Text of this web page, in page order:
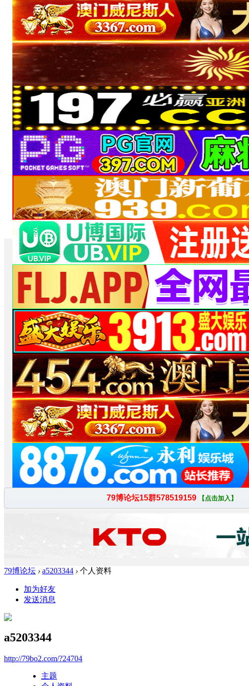
79博论坛 › a5203344 › 个人资料
加为好友
发送消息
a5203344
http://79bo2.com/?24704
主题